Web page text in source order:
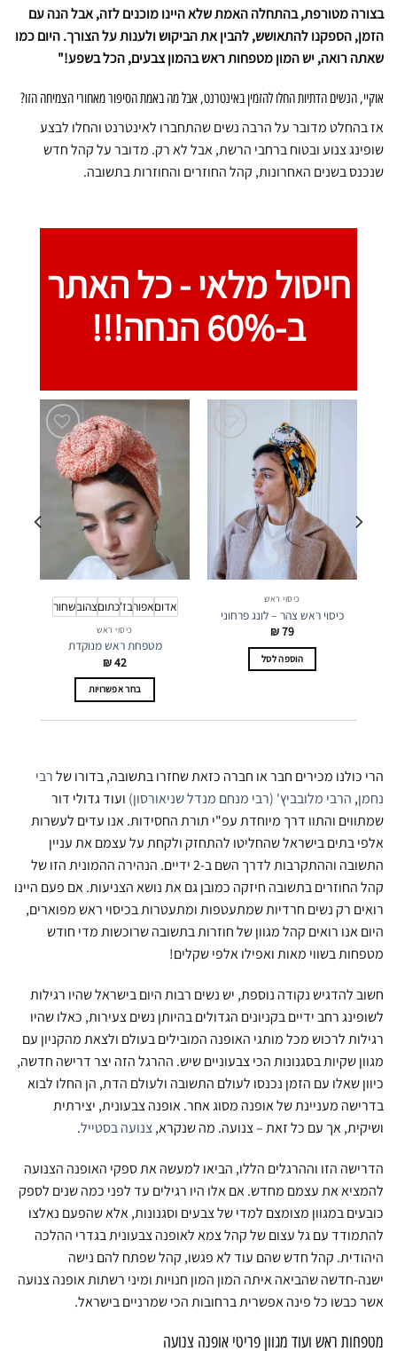
בצורה מטורפת, בהתחלה האמת שלא היינו מוכנים לזה, אבל הנה עם
הזמן, הספקנו להתאושש, להבין את הביקוש ולענות על הצורך. היום כמו
שאתה רואה, יש המון מטפחות ראש בהמון צבעים, הכל בשפע!"
אוקיי, הנשים הדתיות החלו להזמין באינטרנט, אבל מה באמת הסיפור מאחורי הצמיחה הזו?
אז בהחלט מדובר על הרבה נשים שהתחברו לאינטרנט והחלו לבצע
שופינג צנוע ובטוח ברחבי הרשת, אבל לא רק. מדובר על קהל חדש
שנכנס בשנים האחרונות, קהל החוזרים והחוזרות בתשובה.
חיסול מלאי -כל האתר
ב-60% הנחה!!!
כיסוי ראש
כיסוי ראש צהר – לונג פרחוני
₪79
הוספה לסל
אדוםאפורבז'כתוםצהובשחור
כיסוי ראש
מטפחת ראש מנוקדת
₪42
בחר אפשרויות
סוגים.
ניתן
לבחור
את
האפשרויות
המוצר
הרי כולנו מכירים חבר או חברה כזאת שחזרו בתשובה, בדורו שלרבי
נחמן, הרבי מלובביץ' (רבי מנחם מנדל שניאורסון) ועוד גדולי דור
שמתווים והתוו דרך מיוחדת עפ"י תורת החסידות. אנו עדים לעשרות
אלפי בתים בישראל שהחליטו להתחזק ולקחת על עצמם את עניין
התשובה וההתקרבות לדרך השם ב-2 ידיים. הנהירה ההמונית הזו של
קהל החוזרים בתשובה חיזקה כמובן גם את נושא הצניעות. אם פעם היינו
רואים רק נשים חרדיות שמתעטפות ומתעטרות בכיסוי ראש מפוארים,
היום אנו רואים קהל מגוון של חוזרות בתשובה שרוכשות מדי חודש
מטפחות בשווי מאות ואפילו אלפי שקלים!
חשוב להדגיש נקודה נוספת, יש נשים רבות היום בישראל שהיו רגילות
לשופינג רחב ידיים בקניונים הגדולים בהיותן נשים צעירות, כאלו שהיו
רגילות לרכוש מכל מותגי האופנה המובילים בעולם ולצאת מהקניון עם
מגוון שקיות בסגנונות הכי צבעוניים שיש. ההרגל הזה יצר דרישה חדשה,
כיוון שאלו עם הזמן נכנסו לעולם התשובה ולעולם הדת, הן החלו לבוא
בדרישה מעניינת של אופנה מסוג אחר. אופנה צבעונית, יצירתית
ושיקית, אך עם כל זאת – צנועה. מה שנקרא,צנועה בסטייל.
הדרישה הזו וההרגלים הללו, הביאו למעשה את ספקי האופנה הצנועה
להמציא את עצמם מחדש. אם אלו היו רגילים עד לפני כמה שנים לספק
כובעים במגוון מצומצם למדי של צבעים וסגנונות, אלא שהפעם נאלצו
להתמודד עם גל עצום של קהל צמא לאופנה צבעונית בגדרי ההלכה
היהודית. קהל חדש שהם עוד לא פגשו, קהל שפתח להם נישה
ישנה-חדשה שהביאה איתה המון המון חנויות ומיני רשתות אופנה צנועה
אשר כבשו כל פינה אפשרית ברחובות הכי שמרניים בישראל.
מטפחות ראש ועוד מגוון פריטי אופנה צנועה